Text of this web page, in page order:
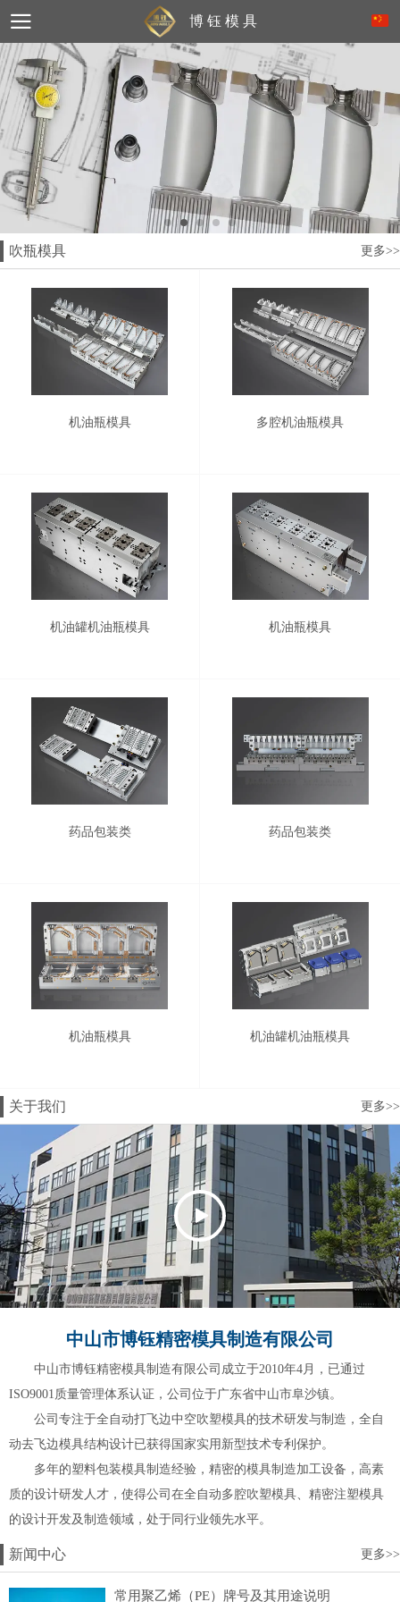
博 钰 模 具
吹瓶模具 更多>>
机油瓶模具 多腔机油瓶模具
机油罐机油瓶模具 机油瓶模具
药品包装类 药品包装类
机油瓶模具 机油罐机油瓶模具
关于我们 更多>>
中山市博钰精密模具制造有限公司
中山市博钰精密模具制造有限公司成立于2010年4月，已通过
ISO9001质量管理体系认证，公司位于广东省中山市阜沙镇。
公司专注于全自动打飞边中空吹塑模具的技术研发与制造，全自
动去飞边模具结构设计已获得国家实用新型技术专利保护。
多年的塑料包装模具制造经验，精密的模具制造加工设备，高素
质的设计研发人才，使得公司在全自动多腔吹塑模具、精密注塑模具
的设计开发及制造领域，处于同行业领先水平。
新闻中心 更多>>
常用聚乙烯（PE）牌号及其用途说明